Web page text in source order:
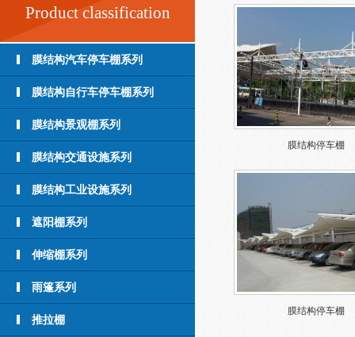
Product classification
膜结构汽车停车棚系列
膜结构自行车停车棚系列
膜结构景观棚系列
膜结构交通设施系列
膜结构工业设施系列
遮阳棚系列
伸缩棚系列
雨篷系列
推拉棚
膜结构停车棚
膜结构停车棚